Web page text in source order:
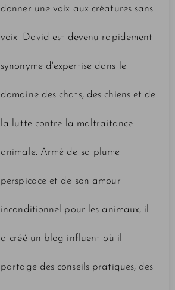
donner une voix aux créatures sans
voix. David est devenu rapidement
synonyme d'expertise dans le
domaine des chats, des chiens et de
la lutte contre la maltraitance
animale. Armé de sa plume
perspicace et de son amour
inconditionnel pour les animaux, il
a créé un blog influent où il
partage des conseils pratiques, des